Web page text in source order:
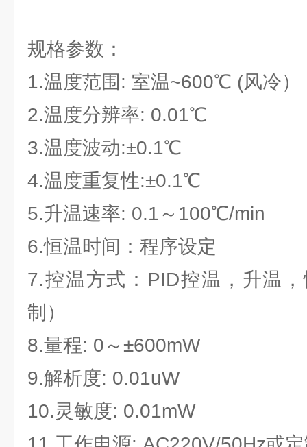
规格参数：
1.温度范围: 室温~600℃ (风冷）
2.温度分辨率: 0.01℃
3.温度波动:±0.1℃
4.温度重复性:±0.1℃
5.升温速率: 0.1～100℃/min
6.恒温时间：程序设定
7.控温方式：PID控温，升温
制）
8.量程: 0～±600mW
9.解析度: 0.01uW
10.灵敏度: 0.01mW